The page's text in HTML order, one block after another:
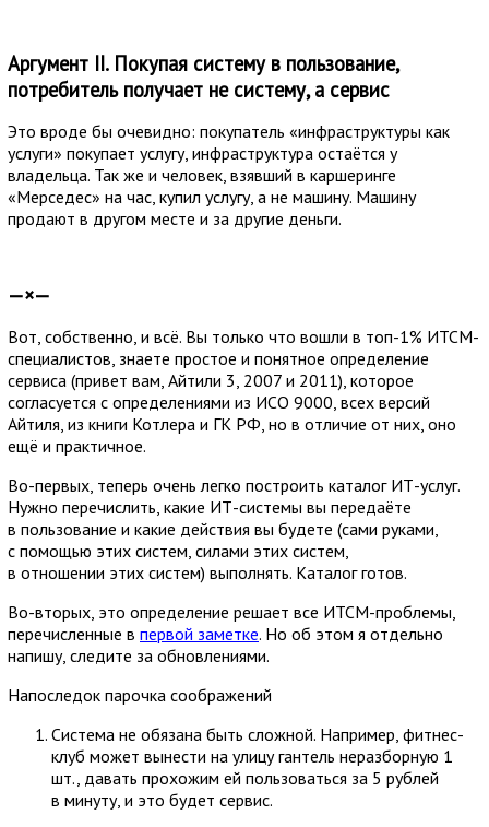
Аргумент II. Покупая систему в пользование,
потребитель получает не систему, а сервис
Это вроде бы очевидно: покупатель «инфраструктуры как
услуги» покупает услугу, инфраструктура остаётся у
владельца. Так же и человек, взявший в каршеринге
«Мерседес» на час, купил услугу, а не машину. Машину
продают в другом месте и за другие деньги.
—×—
Вот, собственно, и всё. Вы только что вошли в топ-1% ИТСМ-
специалистов, знаете простое и понятное определение
сервиса (привет вам, Айтили 3, 2007 и 2011), которое
согласуется с определениями из ИСО 9000, всех версий
Айтиля, из книги Котлера и ГК РФ, но в отличие от них, оно
ещё и практичное.
Во-первых, теперь очень легко построить каталог ИТ-услуг.
Нужно перечислить, какие ИТ-системы вы передаёте
в пользование и какие действия вы будете (сами руками,
с помощью этих систем, силами этих систем,
в отношении этих систем) выполнять. Каталог готов.
Во-вторых, это определение решает все ИТСМ-проблемы,
перечисленные в первой заметке. Но об этом я отдельно
напишу, следите за обновлениями.
Напоследок парочка соображений
Система не обязана быть сложной. Например, фитнес-
клуб может вынести на улицу гантель неразборную 1
шт., давать прохожим ей пользоваться за 5 рублей
в минуту, и это будет сервис.